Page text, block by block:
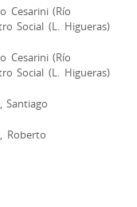
(Río
Social (L. Higueras)
(Río
Social (L. Higueras)
Santiago
Roberto